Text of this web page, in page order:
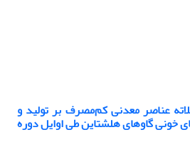
عناصر معدنی کم‌مصرف بر تولید و
خونی گاوهای هلشتاین طی اوایل دوره